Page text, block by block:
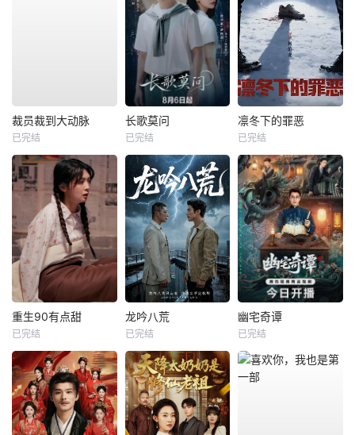
裁员裁到大动脉
已完结
长歌莫问
已完结
凛冬下的罪恶
已完结
重生90有点甜
已完结
龙吟八荒
已完结
幽宅奇谭
已完结